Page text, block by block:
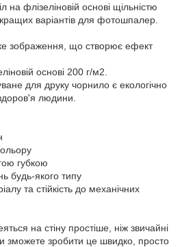
на флізеліновій основі щільністю
варіантів для фотошпалер.
зображення, що створює ефект
основі 200 г/м2.
для друку чорнило є екологічно
людини.
губкою
будь-якого типу
та стійкість до механічних
на стіну простіше, ніж звичайні
зможете зробити це швидко, просто